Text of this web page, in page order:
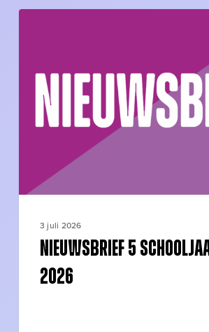
2025-
2026
3 juli 2026
Nieuwsbrief 5
2026